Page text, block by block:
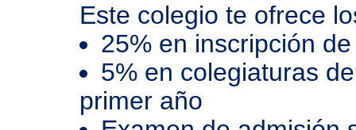
Este colegio te ofrece
25% en inscripción
5% en colegiaturas
primer año